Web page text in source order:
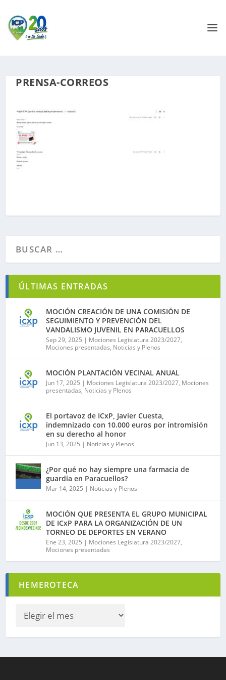
PRENSA-CORREOS
ÚLTIMAS ENTRADAS
MOCIÓN CREACIÓN DE UNA COMISIÓN DE
SEGUIMIENTO Y PREVENCIÓN DEL
VANDALISMO JUVENIL EN PARACUELLOS
Sep 29, 2025 | Mociones Legislatura 2023/2027,
Mociones presentadas, Noticias y Plenos
MOCIÓN PLANTACIÓN VECINAL ANUAL
Jun 17, 2025 | Mociones Legislatura 2023/2027, Mociones
presentadas, Noticias y Plenos
El portavoz de ICxP, Javier Cuesta,
indemnizado con 10.000 euros por intromisión
en su derecho al honor
Jun 13, 2025 | Noticias y Plenos
¿Por qué no hay siempre una farmacia de
guardia en Paracuellos?
Mar 14, 2025 | Noticias y Plenos
MOCIÓN QUE PRESENTA EL GRUPO MUNICIPAL
DE ICxP PARA LA ORGANIZACIÓN DE UN
TORNEO DE DEPORTES EN VERANO
Ene 23, 2025 | Mociones Legislatura 2023/2027,
Mociones presentadas
HEMEROTECA